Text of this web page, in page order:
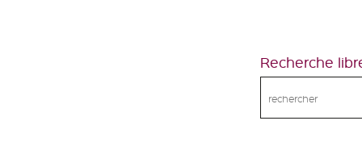
Recherche